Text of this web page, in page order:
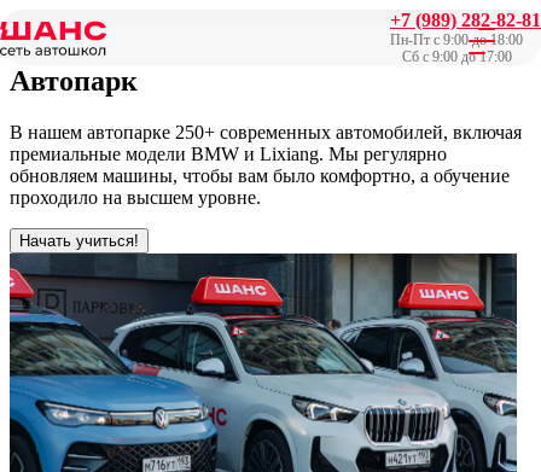
+7 (989) 282-82-81
Пн-Пт с 9:00 до 18:00
Сб с 9:00 до 17:00
Главная/Автопарк
Автопарк
В нашем автопарке 250+ современных автомобилей, включая
премиальные модели BMW и Lixiang. Мы регулярно
обновляем машины, чтобы вам было комфортно, а обучение
проходило на высшем уровне.
Начать учиться!